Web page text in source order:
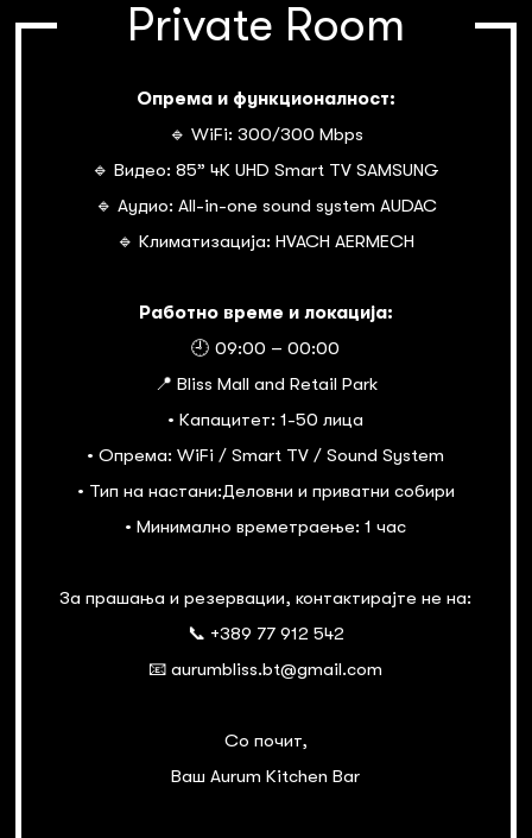
Private Room
Опрема и функционалност:
🔹 WiFi: 300/300 Mbps
🔹 Видео: 85” 4К UHD Smart TV SAMSUNG
🔹 Аудио: All-in-one sound system AUDAC
🔹 Климатизација: HVACH AERMECH
Работно време и локација:
🕘 09:00 – 00:00
📍 Bliss Mall and Retail Park
• Капацитет: 1-50 лица
• Опрема: WiFi / Smart TV / Sound System
• Тип на настани:Деловни и приватни собири
• Минимално времетраење: 1 час
За прашања и резервации, контактирајте не на:
📞 +389 77 912 542
📧 aurumbliss.bt@gmail.com
Со почит,
Ваш Aurum Kitchen Bar